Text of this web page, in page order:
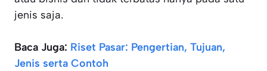
jenis saja.
Baca Juga: Riset Pasar: Pengertian, Tujuan,
Jenis serta Contoh